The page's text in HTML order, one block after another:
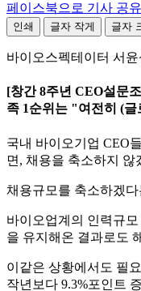
페이스북으로 기사 공유
인쇄 글자 작게 글자
바이오스펙테이터 서
[창간 8주년 CEO설문
족 1순위는 "여전히 (
국내 바이오기업 CEO
면, 채용을 축소하지 않
채용규모를 축소하겠
바이오업계의 인력규
을 유지해온 결과로도
이같은 상황에서도 필
작년보다 9.3%포인트